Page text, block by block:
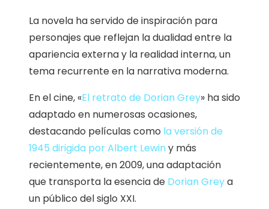
La novela ha servido de inspiración para
personajes que reflejan la dualidad entre la
apariencia externa y la realidad interna, un
tema recurrente en la narrativa moderna.
En el cine, «El retrato de Dorian Grey» ha sido
adaptado en numerosas ocasiones,
destacando películas como la versión de
1945 dirigida por Albert Lewin y más
recientemente, en 2009, una adaptación
que transporta la esencia de Dorian Greya
un público del siglo XXI.